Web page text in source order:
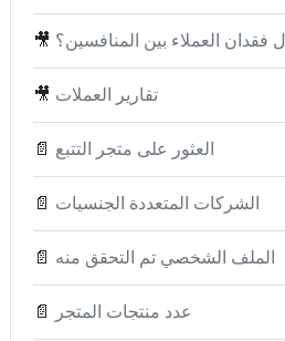
🎥 العملاء بين المنافسين؟
🎥 تقارير العملات
📄 العثور على متجر التتبع
📄 الشركات المتعددة الجنسيات
📄 الملف الشخصي تم التحقق منه
📄 عدد منتجات المتجر